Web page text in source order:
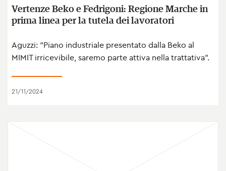
Vertenze Beko e Fedrigoni: Regione Marche in
prima linea per la tutela dei lavoratori
Aguzzi: “Piano industriale presentato dalla Beko al
MIMIT irricevibile, saremo parte attiva nella trattativa”.
21/11/2024